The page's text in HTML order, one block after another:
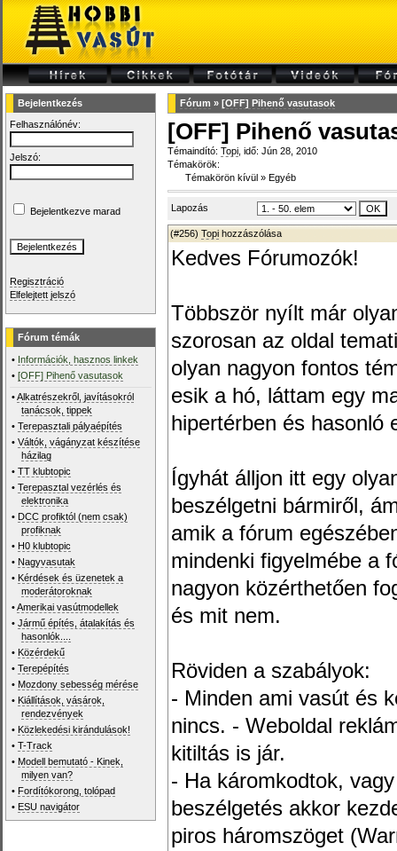
Bejelentkezés
Felhasználónév:
Jelszó:
Bejelentkezve marad
Regisztráció
Elfelejtett jelszó
Fórum témák
• Információk, hasznos linkek
•[OFF] Pihenő vasutasok
•Alkatrészekről, javításokról
tanácsok, tippek
•Terepasztali pályaépítés
•Váltók, vágányzat készítése
házilag
•TT klubtopic
•Terepasztal vezérlés és
elektronika
• DCC profiktól (nem csak)
profiknak
• H0 klubtopic
• Nagyvasutak
• Kérdések és üzenetek a
moderátoroknak
•Amerikai vasútmodellek
•Jármű építés, átalakítás és
hasonlók....
• Közérdekű
•Terepépítés
• Mozdony sebesség mérése
• Kiállítások, vásárok,
rendezvények
• Közlekedési kirándulások!
•T-Track
• Modell bemutató - Kinek,
milyen van?
• Fordítókorong, tolópad
• ESU navigátor
Fórum » [OFF] Pihenő vasutasok
[OFF] Pihenő
Témaindító: Topi , idő: Jún 28, 2010
Témakörök:
Témakörön kívül » Egyéb
Lapozás
(#256) Topi hozzászólása
Kedves Fórumozók!
Többször nyílt már
szorosan az oldal
olyan nagyon fontos
esik a hó, láttam egy
hipertérben és hasonló
Ígyhát álljon itt egy
beszélgetni bármiről,
amik a fórum
mindenki figyelmébe a
nagyon közérthetően
és mit nem.
Röviden a szabályok:
- Minden ami vasút és
nincs. - Weboldal
kitiltás is jár.
- Ha káromkodtok,
beszélgetés akkor
piros háromszöget